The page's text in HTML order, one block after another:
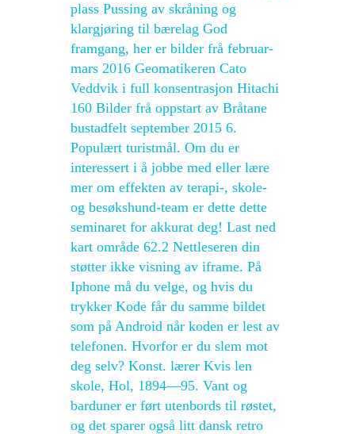
plass Pussing av skråning og
klargjøring til bærelag God
framgang, her er bilder frå februar-
mars 2016 Geomatikeren Cato
Veddvik i full konsentrasjon Hitachi
160 Bilder frå oppstart av Bråtane
bustadfelt september 2015 6.
Populært turistmål. Om du er
interessert i å jobbe med eller lære
mer om effekten av terapi-, skole-
og besøkshund-team er dette dette
seminaret for akkurat deg! Last ned
kart område 62.2 Nettleseren din
støtter ikke visning av iframe. På
Iphone må du velge, og hvis du
trykker Kode får du samme bildet
som på Android når koden er lest av
telefonen. Hvorfor er du slem mot
deg selv? Konst. lærer Kvis len
skole, Hol, 1894—95. Vant og
barduner er ført utenbords til røstet,
og det sparer også litt dansk retro